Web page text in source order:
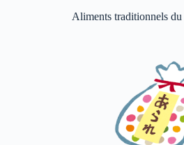
Aliments traditionnels